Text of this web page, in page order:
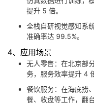
提升 5 倍。
全栈自研视觉感知系
准确率达 99.5%。
4、应用场景
无人零售：在北京部
务，服务效率提升 4
餐饮服务：在海底捞
餐、收盘等工作，翻